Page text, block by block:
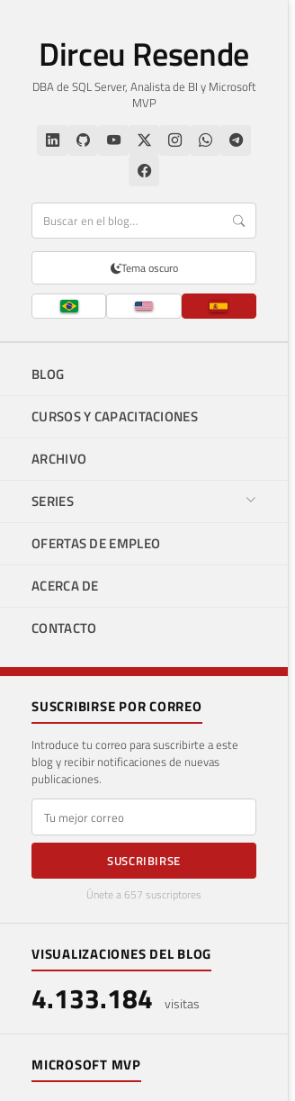
Dirceu Resende
DBA de SQL Server, Analista de BI y Microsoft
MVP
Tema oscuro
BLOG
CURSOS Y CAPACITACIONES
ARCHIVO
SERIES
OFERTAS DE EMPLEO
ACERCA DE
CONTACTO
SUSCRIBIRSE POR CORREO
Introduce tu correo para suscribirte a este
blog y recibir notificaciones de nuevas
publicaciones.
E-mail
SUSCRIBIRSE
Únete a 657 suscriptores
VISUALIZACIONES DEL BLOG
4.133.184 visitas
MICROSOFT MVP